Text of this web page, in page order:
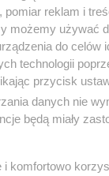
reklam i
możemy używać
do celów
technologii
przycisk
danych nie
będą miały
i komfortowo